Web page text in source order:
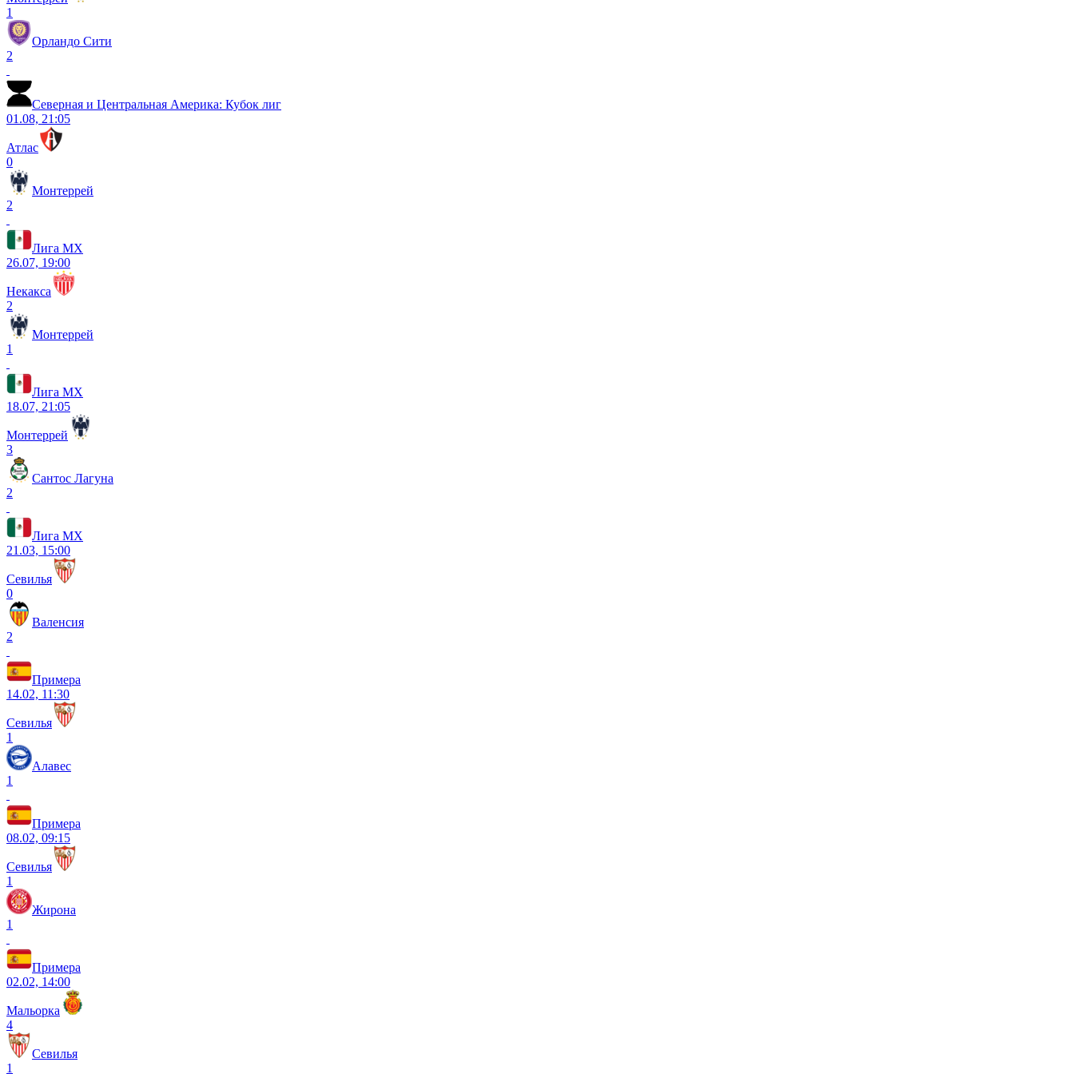
1
Орландо Сити
2
Северная и Центральная Америка: Кубок лиг
01.08, 21:05
Атлас
0
Монтеррей
2
Лига МХ
26.07, 19:00
Некакса
2
Монтеррей
1
Лига МХ
18.07, 21:05
Монтеррей
3
Сантос Лагуна
2
Лига МХ
21.03, 15:00
Севилья
0
Валенсия
2
Примера
14.02, 11:30
Севилья
1
Алавес
1
Примера
08.02, 09:15
Севилья
1
Жирона
1
Примера
02.02, 14:00
Мальорка
4
Севилья
1